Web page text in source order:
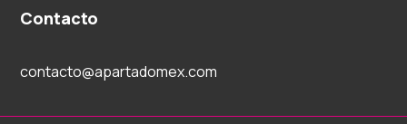
Contacto
contacto@apartadomex.com